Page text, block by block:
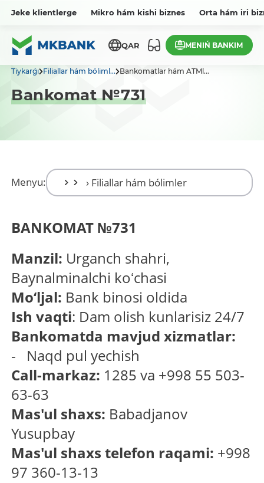
Jeke klientlerge Mikro hám kishi biznes Orta hám iri
QAR MENIŃ BANKIM
Tiykarǵı Filiallar hám bóliml... Bankomatlar hám ATMl...
Bankomat №731
Menyu:
BANKOMAT №731
Manzil: Urganch shahri,
Baynalminalchi koʻchasi
Mo‘ljal: Bank binosi oldida
Ish vaqti: Dam olish kunlarisiz 24/7
Bankomatda mavjud xizmatlar:
- Naqd pul yechish
Call-markaz: 1285 va +998 55 503-
63-63
Mas'ul shaxs: Babadjanov
Yusupbay
Mas'ul shaxs telefon raqami: +998
97 360-13-13